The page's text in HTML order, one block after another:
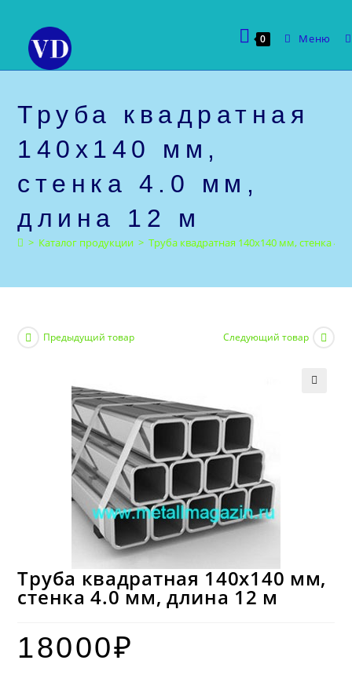
содержимому
0 Меню
Труба квадратная
140х140 мм,
стенка 4.0 мм,
длина 12 м
> Каталог продукции > Труба квадратная 140х140 мм, стенка
Предыдущий товар Следующий товар
Труба квадратная 140х140 мм,
стенка 4.0 мм, длина 12 м
18000₽